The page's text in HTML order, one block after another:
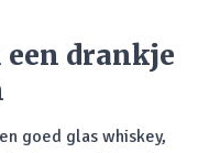
een drankje
goed glas whiskey,